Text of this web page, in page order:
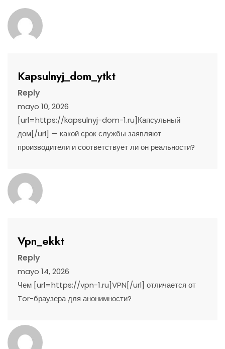
Kapsulnyj_dom_ytkt
Reply
mayo 10, 2026
[url=https://kapsulnyj-dom-1.ru]Капсульный
дом[/url] — какой срок службы заявляют
производители и соответствует ли он реальности?
Vpn_ekkt
Reply
mayo 14, 2026
Чем [url=https://vpn-1.ru]VPN[/url] отличается от
Tor-браузера для анонимности?